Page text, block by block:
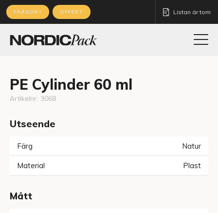
FRÅGOR? OFFERT Listan är tom
PE Cylinder 60 ml
Artikelnr: 3068
Utseende
Färg Natur
Material Plast
Mått